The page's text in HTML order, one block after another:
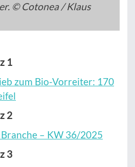
© Cotonea / Klaus
1
zum Bio-Vorreiter: 170
2
– KW 36/2025
3